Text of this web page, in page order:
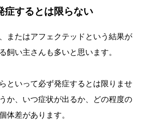
症するとは限らない
またはアフェクテッドという結果が
飼い主さんも多いと思います。
といって必ず発症するとは限りませ
か、いつ症状が出るか、どの程度の
体差があります。